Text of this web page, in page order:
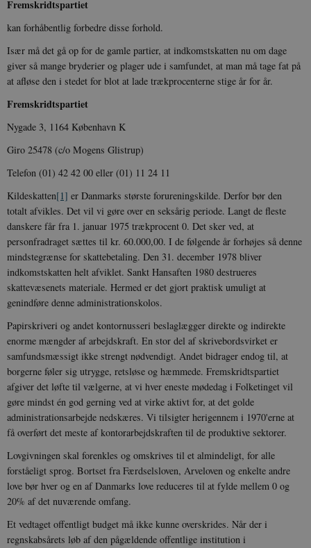
Fremskridtspartiet
kan forhåbentlig forbedre disse forhold.
Især må det gå op for de gamle partier, at indkomstskatten nu om dage
giver så mange bryderier og plager ude i samfundet, at man må tage fat på
at afløse den i stedet for blot at lade trækprocenterne stige år for år.
Fremskridtspartiet
Nygade 3, 1164 København K
Giro 25478 (c/o Mogens Glistrup)
Telefon (01) 42 42 00 eller (01) 11 24 11
Kildeskatten[1] er Danmarks største forureningskilde. Derfor bør den
totalt afvikles. Det vil vi gøre over en seksårig periode. Langt de fleste
danskere får fra 1. januar 1975 trækprocent 0. Det sker ved, at
personfradraget sættes til kr. 60.000,00. I de følgende år forhøjes så denne
mindstegrænse for skattebetaling. Den 31. december 1978 bliver
indkomstskatten helt afviklet. Sankt Hansaften 1980 destrueres
skattevæsenets materiale. Hermed er det gjort praktisk umuligt at
genindføre denne administrationskolos.
Papirskriveri og andet kontornusseri beslaglægger direkte og indirekte
enorme mængder af arbejdskraft. En stor del af skrivebordsvirket er
samfundsmæssigt ikke strengt nødvendigt. Andet bidrager endog til, at
borgerne føler sig utrygge, retsløse og hæmmede. Fremskridtspartiet
afgiver det løfte til vælgerne, at vi hver eneste mødedag i Folketinget vil
gøre mindst én god gerning ved at virke aktivt for, at det golde
administrationsarbejde nedskæres. Vi tilsigter herigennem i 1970'erne at
få overført det meste af kontorarbejdskraften til de produktive sektorer.
Lovgivningen skal forenkles og omskrives til et almindeligt, for alle
forståeligt sprog. Bortset fra Færdselsloven, Arveloven og enkelte andre
love bør hver og en af Danmarks love reduceres til at fylde mellem 0 og
20% af det nuværende omfang.
Et vedtaget offentligt budget må ikke kunne overskrides. Når der i
regnskabsårets løb af den pågældende offentlige institution i